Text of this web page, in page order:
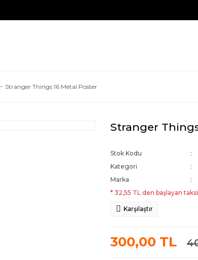
Stranger Things 16 Metal Poster
Stranger
Stok Kodu
Kategori
Marka
* 32,55 TL den başlayan
Karşılaştır
300,00 TL